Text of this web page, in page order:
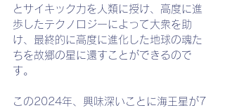
とサイキック力を人類に授け、高度に進
歩したテクノロジーによって大衆を助
け、最終的に高度に進化した地球の魂た
ちを故郷の星に還すことができるので
す。
この2024年、興味深いことに海王星が7